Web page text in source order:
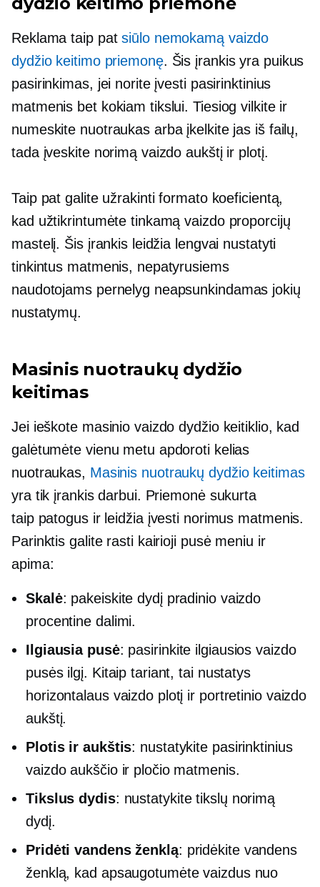
Reklama taip patsiūlo nemokamą vaizdo
dydžio keitimo priemonę. Šis įrankis yra puikus
pasirinkimas, jei norite įvesti pasirinktinius
matmenis bet kokiam tikslui. Tiesiog vilkite ir
numeskite nuotraukas arba įkelkite jas iš failų,
tada įveskite norimą vaizdo aukštį ir plotį.
Taip pat galite užrakinti formato koeficientą,
kad užtikrintumėte tinkamą vaizdo proporcijų
mastelį. Šis įrankis leidžia lengvai nustatyti
tinkintus matmenis, nepatyrusiems
naudotojams pernelyg neapsunkindamas jokių
nustatymų.
Masinis nuotraukų dydžio
keitimas
Jei ieškote masinio vaizdo dydžio keitiklio, kad
galėtumėte vienu metu apdoroti kelias
nuotraukas, Masinis nuotraukų dydžio keitimas
yra tik įrankis darbui. Priemonė sukurta
taip patogusir leidžia įvesti norimus matmenis.
Parinktis galite rasti kairioji pusėmeniu ir
apima:
Skalė: pakeiskite dydį pradinio vaizdo
procentine dalimi.
Ilgiausia pusė: pasirinkite ilgiausios vaizdo
pusės ilgį. Kitaip tariant, tai nustatys
horizontalaus vaizdo plotį ir portretinio vaizdo
aukštį.
Plotis ir aukštis: nustatykite pasirinktinius
vaizdo aukščio ir pločio matmenis.
Tikslus dydis: nustatykite tikslų norimą
dydį.
Pridėti vandens ženklą: pridėkite vandens
ženklą, kad apsaugotumėte vaizdus nuo